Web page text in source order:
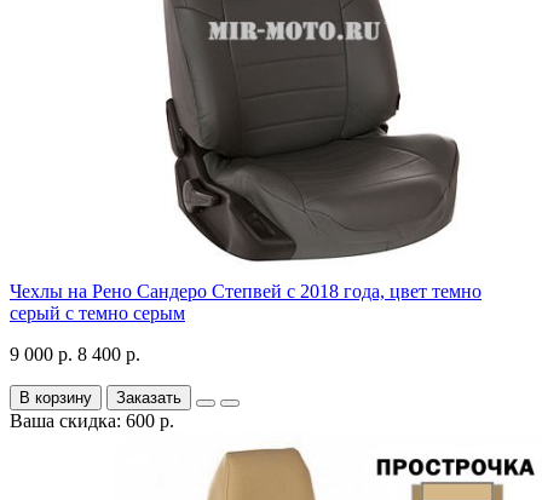
Чехлы на Рено Сандеро Степвей с 2018 года, цвет темно
серый с темно серым
9 000 р. 8 400 р.
В корзину Заказать
Ваша скидка: 600 р.